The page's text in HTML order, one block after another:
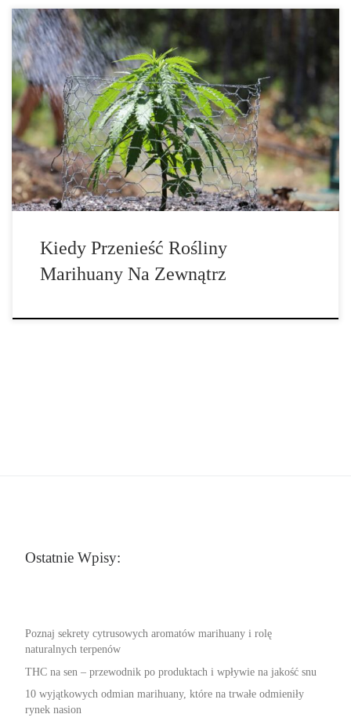
Jak i kiedy przenieść rośliny marihuany na zewnątrz? Uprawa
marihuany zyskała popularność w ostatnich latach, zarówno ze
względu na jej zastosowania lecznicze, jak i rekreacyjne. Hodowcy
wewnętrzni cieszą się kontrolą, jaką mają nad środowiskiem
swoich roślin, ale w miarę zbliżania się sezonu wegetacyjnego na
zewnątrz, wielu zastanawia się, kiedy i […]
Kiedy Przenieść Rośliny
Marihuany Na Zewnątrz
Ostatnie Wpisy:
Poznaj sekrety cytrusowych aromatów marihuany i rolę
naturalnych terpenów
THC na sen – przewodnik po produktach i wpływie na jakość snu
10 wyjątkowych odmian marihuany, które na trwałe odmieniły
rynek nasion